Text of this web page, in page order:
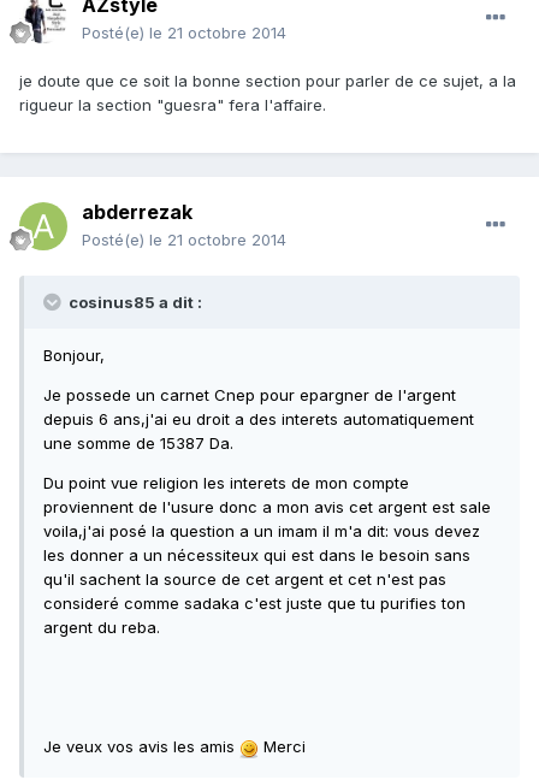
AZstyle
Posté(e) le 21 octobre 2014
je doute que ce soit la bonne section pour parler de ce sujet, a la
rigueur la section "guesra" fera l'affaire.
abderrezak
Posté(e) le 21 octobre 2014
cosinus85 a dit :
Bonjour,
Je possede un carnet Cnep pour epargner de l'argent
depuis 6 ans,j'ai eu droit a des interets automatiquement
une somme de 15387 Da.
Du point vue religion les interets de mon compte
proviennent de l'usure donc a mon avis cet argent est sale
voila,j'ai posé la question a un imam il m'a dit: vous devez
les donner a un nécessiteux qui est dans le besoin sans
qu'il sachent la source de cet argent et cet n'est pas
consideré comme sadaka c'est juste que tu purifies ton
argent du reba.
Je veux vos avis les amis Merci